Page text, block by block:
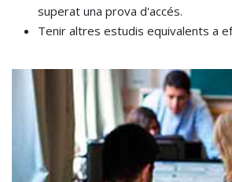
superat una prova d'accés.
Tenir altres estudis equivalents a